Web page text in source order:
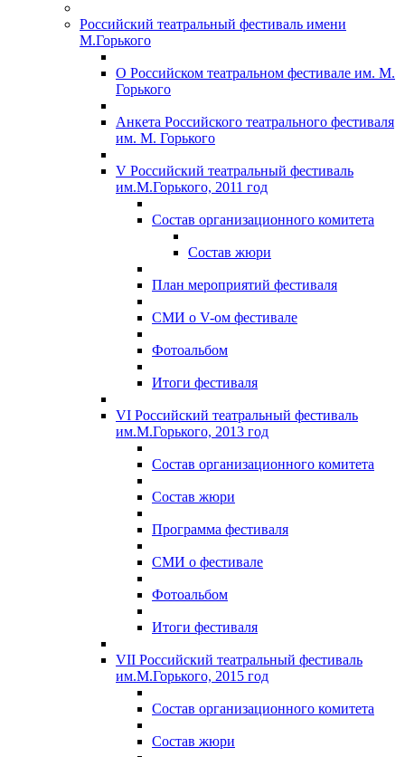
Российский театральный фестиваль имени
М.Горького
О Российском театральном фестивале им. М.
Горького
Анкета Российского театрального фестиваля
им. М. Горького
V Российский театральный фестиваль
им.М.Горького, 2011 год
Состав организационного комитета
Состав жюри
План мероприятий фестиваля
СМИ о V-ом фестивале
Фотоальбом
Итоги фестиваля
VI Российский театральный фестиваль
им.М.Горького, 2013 год
Состав организационного комитета
Состав жюри
Программа фестиваля
СМИ о фестивале
Фотоальбом
Итоги фестиваля
VII Российский театральный фестиваль
им.М.Горького, 2015 год
Состав организационного комитета
Состав жюри